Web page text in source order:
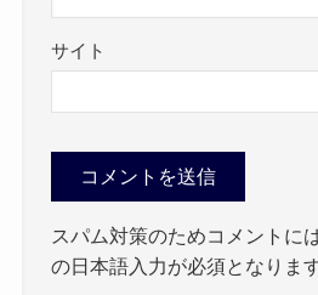
サイト
スパム対策のためコメントに
の日本語入力が必須となります